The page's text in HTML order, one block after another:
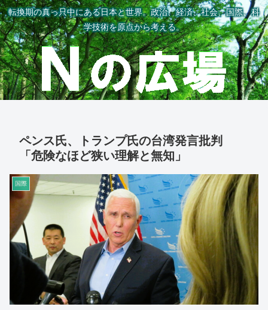
転換期の真っ只中にある日本と世界。政治、経済、社会、国際、科
学技術を原点から考える。
ペンス氏、トランプ氏の台湾発言批判
「危険なほど狭い理解と無知」
国際